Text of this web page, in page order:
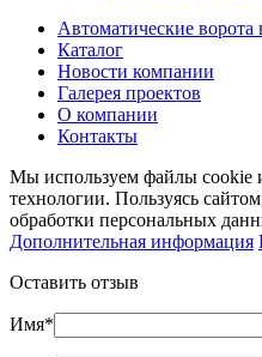
Автоматические ворота
Каталог
Новости компании
Галерея проектов
О компании
Контакты
Мы используем файлы cookie
технологии. Пользуясь
обработки персональных
Дополнительная информация
Оставить отзыв
Имя*